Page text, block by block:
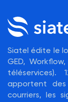
Siatel édite le
GED,
téléservices).
apportent
courriers, les